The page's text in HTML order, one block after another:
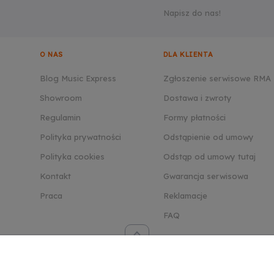
Napisz do nas!
O NAS
Blog Music Express
Showroom
Regulamin
Polityka prywatności
Polityka cookies
Kontakt
Praca
DLA KLIENTA
Zgłoszenie serwisowe RMA
Dostawa i zwroty
Formy płatności
Odstąpienie od umowy
Odstąp od umowy tutaj
Gwarancja serwisowa
Reklamacje
FAQ